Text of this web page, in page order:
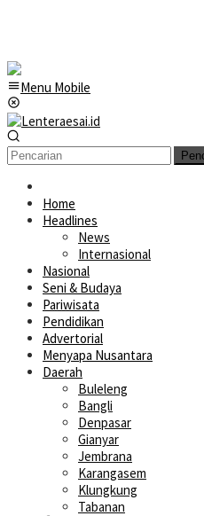
Menu Mobile
Home
Headlines
News
Internasional
Nasional
Seni & Budaya
Pariwisata
Pendidikan
Advertorial
Menyapa Nusantara
Daerah
Buleleng
Bangli
Denpasar
Gianyar
Jembrana
Karangasem
Klungkung
Tabanan